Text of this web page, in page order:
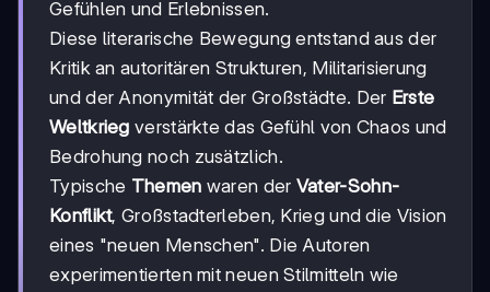
Gefühlen und Erlebnissen.
Diese literarische Bewegung entstand aus der
Kritik an autoritären Strukturen, Militarisierung
und der Anonymität der Großstädte. Der Erste
Weltkrieg verstärkte das Gefühl von Chaos und
Bedrohung noch zusätzlich.
Typische Themen waren der Vater-Sohn-
Konflikt, Großstadterleben, Krieg und die Vision
eines "neuen Menschen". Die Autoren
experimentierten mit neuen Stilmitteln wie